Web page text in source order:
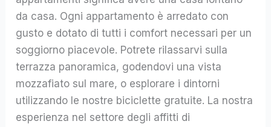
da casa. Ogni appartamento è arredato con
gusto e dotato di tutti i comfort necessari per un
soggiorno piacevole. Potrete rilassarvi sulla
terrazza panoramica, godendovi una vista
mozzafiato sul mare, o esplorare i dintorni
utilizzando le nostre biciclette gratuite. La nostra
esperienza nel settore degli affitti di